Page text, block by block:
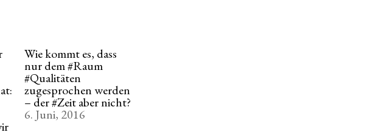
Wie kommt es, dass
nur dem #Raum
#Qualitäten
zugesprochen werden
– der #Zeit aber nicht?
6. Juni, 2016